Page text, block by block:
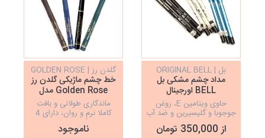
بل | ORIGINAL BELL
مداد چشم مشکی بل
BELL اورجینال
حاوی ویتامین E، روغن
جوجوبا و گلیسیرین و ضد آب
از 350,000 تومان
گلدن رز | GOLDEN ROSE
خط چشم ماژیکی گلدن رز
Golden Rose مدل
Precision Eyeliner
ماندگاری طولانی و بافت
کاملا نرم و روان، دارای 4
رنگ‌بندی زیبا
ناموجود